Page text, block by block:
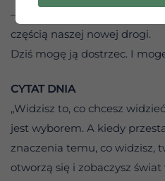
— istnieje również przestrzeń
częścią naszej nowej drogi.
Dziś mogę ją dostrzec. I
CYTAT DNIA
„Widzisz to, co chcesz
jest wyborem. A kiedy
znaczenia temu, co widzisz,
otworzą się i zobaczysz